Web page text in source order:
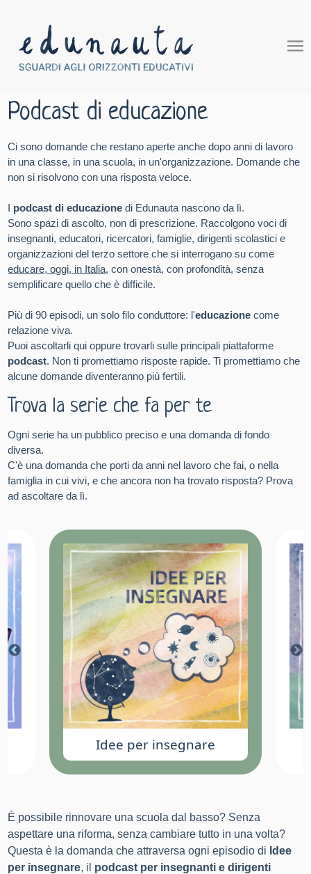
Podcast di educazione
Ci sono domande che restano aperte anche dopo anni di lavoro
in una classe, in una scuola, in un'organizzazione. Domande che
non si risolvono con una risposta veloce.
I podcast di educazionedi Edunauta nascono da lì.
Sono spazi di ascolto, non di prescrizione. Raccolgono voci di
insegnanti, educatori, ricercatori, famiglie, dirigenti scolastici e
organizzazioni del terzo settore che si interrogano su come
educare, oggi, in Italia, con onestà, con profondità, senza
semplificare quello che è difficile.
Più di 90 episodi, un solo filo conduttore: l'educazione come
relazione viva.
Puoi ascoltarli qui oppure trovarli sulle principali piattaforme
podcast. Non ti promettiamo risposte rapide. Ti promettiamo che
alcune domande diventeranno più fertili.
Trova la serie che fa per te
Ogni serie ha un pubblico preciso e una domanda di fondo
diversa.
C'è una domanda che porti da anni nel lavoro che fai, o nella
famiglia in cui vivi, e che ancora non ha trovato risposta? Prova
ad ascoltare da lì.
Idee per insegnare
È possibile rinnovare una scuola dal basso? Senza
aspettare una riforma, senza cambiare tutto in una volta?
Questa è la domanda che attraversa ogni episodio di Idee
per insegnare, il podcast per insegnanti e dirigenti